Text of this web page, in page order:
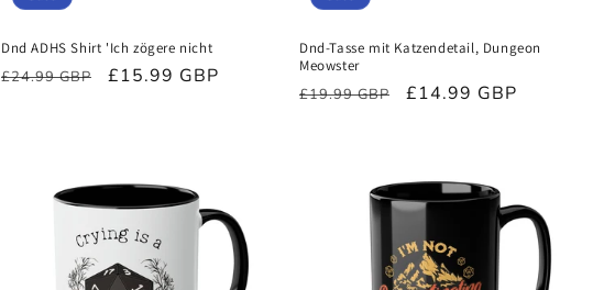
Dnd ADHS Shirt 'Ich zögere nicht
Normaler
£24.99 GBP Verkaufspreis
£15.99 GBP
Dnd-Tasse mit Katzendetail, Dungeon
Meowster
Normaler
£19.99 GBP Verkaufspreis
£14.99 GBP